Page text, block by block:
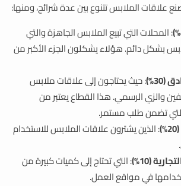
علاقات الملابس تتنوع بين عدة شرائح، ومنها:
: المحلات التي تبيع الملابس الجاهزة والتي
بشكل دائم. هؤلاء يشكلون الجزء الأكبر من
: حيث يحتاجون إلى علاقات ملابس
والزي الرسمي. هذا القطاع يعتبر من
تضمن طلب مستمر.
: الذين يشترون علاقات الملابس للاستخدام
(10%)
: التي تحتاج إلى كميات كبيرة من
في مواقع العمل.